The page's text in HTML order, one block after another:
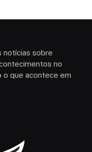
notícias sobre
no
o que acontece em